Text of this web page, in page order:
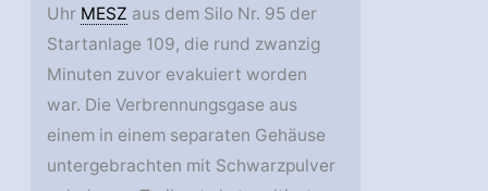
Uhr MESZ aus dem Silo Nr. 95 der
Startanlage 109, die rund zwanzig
Minuten zuvor evakuiert worden
war. Die Verbrennungsgase aus
einem in einem separaten Gehäuse
untergebrachten mit Schwarzpulver